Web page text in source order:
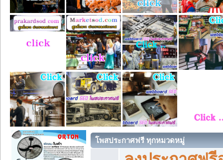
โพสประกาศฟรี ทุกหมวดหมู่